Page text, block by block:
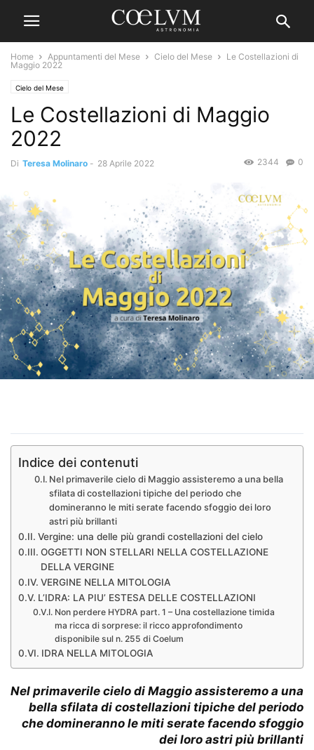
Home Appuntamenti del Mese Cielo del Mese
Le Costellazioni di
Maggio 2022
Cielo del Mese
Le Costellazioni di Maggio
2022
Di Teresa Molinaro - 28 Aprile 2022 0
2344
Indice dei contenuti
Nel primaverile cielo di Maggio assisteremo a una bella
sfilata di costellazioni tipiche del periodo che
domineranno le miti serate facendo sfoggio dei loro
astri più brillanti
Vergine: una delle più grandi costellazioni del cielo
OGGETTI NON STELLARI NELLA COSTELLAZIONE
DELLA VERGINE
VERGINE NELLA MITOLOGIA
L’IDRA: LA PIU’ ESTESA DELLE COSTELLAZIONI
Non perdere HYDRA part. 1 – Una costellazione timida
ma ricca di sorprese: il ricco approfondimento
disponibile sul n. 255 di Coelum
IDRA NELLA MITOLOGIA
Nel primaverile cielo di Maggio assisteremo a una
bella sfilata di costellazioni tipiche del periodo
che domineranno le miti serate facendo sfoggio
dei loro astri più brillanti